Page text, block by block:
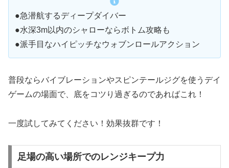
●急潜航するディープダイバー
●水深3m以内のシャローならボトム攻略も
●派手目なハイピッチなウォブンロールアクション
普段ならバイブレーションやスピンテールジグを使うデイ
ゲームの場面で、底をコツり過ぎるのであればこれ！
一度試してみてください！効果抜群です！
足場の高い場所でのレンジキープ力